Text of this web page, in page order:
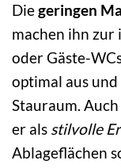
Diegeringen
machen ihn zur
oder Gäste-
optimal aus
Stauraum.
er als stilvolle
Ablageflächen